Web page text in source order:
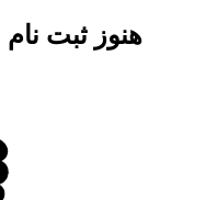
هنوز ثبت نام